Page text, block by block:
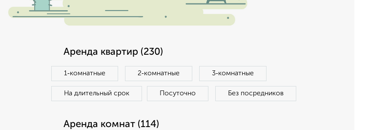
Аренда квартир (230)
1‑комнатные 2‑комнатные 3‑комнатные
На длительный срок Посуточно Без посредников
Аренда комнат (114)